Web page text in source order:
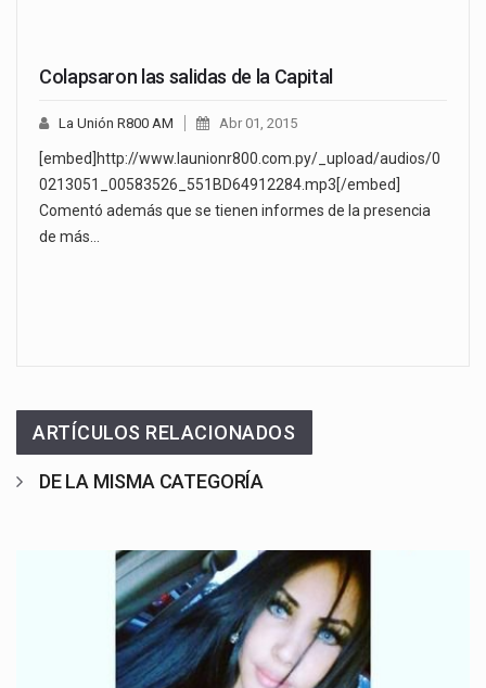
Colapsaron las salidas de la Capital
La Unión R800 AM Abr 01, 2015
[embed]http://www.launionr800.com.py/_upload/audios/0
0213051_00583526_551BD64912284.mp3[/embed]
Comentó además que se tienen informes de la presencia
de más…
ARTÍCULOS RELACIONADOS
DE LA MISMA CATEGORÍA